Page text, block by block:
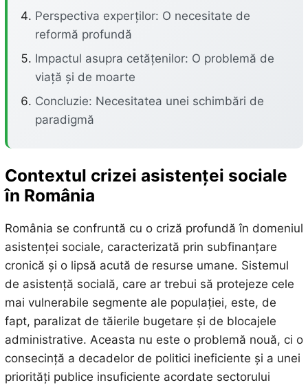
Perspectiva experților: O necesitate de
reformă profundă
Impactul asupra cetățenilor: O problemă de
viață și de moarte
Concluzie: Necesitatea unei schimbări de
paradigmă
Contextul crizei asistenței sociale
în România
România se confruntă cu o criză profundă în domeniul
asistenței sociale, caracterizată prin subfinanțare
cronică și o lipsă acută de resurse umane. Sistemul
de asistență socială, care ar trebui să protejeze cele
mai vulnerabile segmente ale populației, este, de
fapt, paralizat de tăierile bugetare și de blocajele
administrative. Aceasta nu este o problemă nouă, ci o
consecință a decadelor de politici ineficiente și a unei
priorități publice insuficiente acordate sectorului